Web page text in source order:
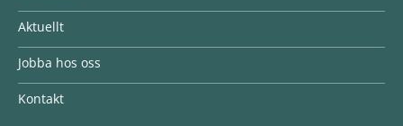
Aktuellt
Jobba hos oss
Kontakt